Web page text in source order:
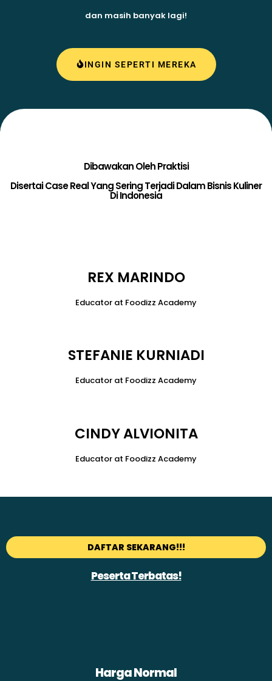
dan masih banyak lagi!
INGIN SEPERTI MEREKA
Dibawakan Oleh Praktisi
Disertai Case Real Yang Sering Terjadi Dalam Bisnis Kuliner
Di Indonesia
REX MARINDO
Educator at Foodizz Academy
STEFANIE KURNIADI
Educator at Foodizz Academy
CINDY ALVIONITA
Educator at Foodizz Academy
DAFTAR SEKARANG!!!
Peserta Terbatas!
Harga Normal